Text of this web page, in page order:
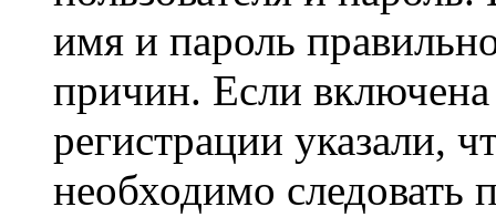
имя и пароль
причин. Если
регистрации указали,
необходимо